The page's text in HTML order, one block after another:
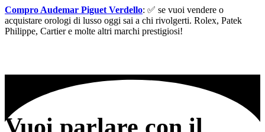
Compro Audemar Piguet Verdello: ✅ se vuoi vendere o
acquistare orologi di lusso oggi sai a chi rivolgerti. Rolex, Patek
Philippe, Cartier e molte altri marchi prestigiosi!
Vuoi parlare con il